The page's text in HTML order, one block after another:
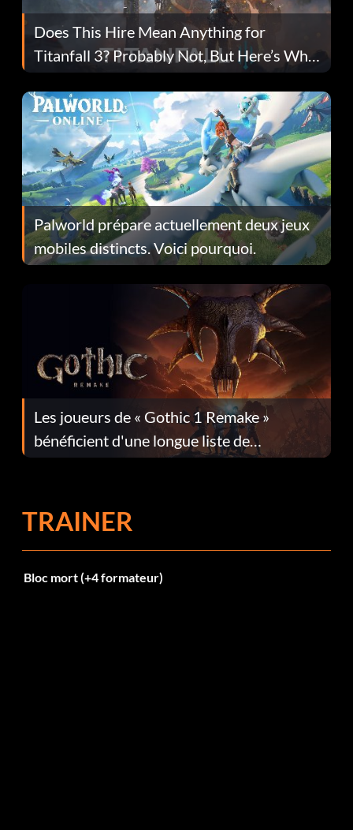
Does This Hire Mean Anything for
Titanfall 3? Probably Not, But Here’s Why
Fans Are Hopeful
Palworld prépare actuellement deux jeux
mobiles distincts. Voici pourquoi.
Les joueurs de « Gothic 1 Remake »
bénéficient d'une longue liste de
corrections dans la mise à jour 1.0.4
TRAINER
Bloc mort (+4 formateur)